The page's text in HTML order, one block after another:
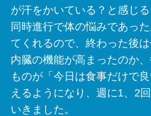
が汗をかいている？と感じる
同時進行で体の悩みであっ
てくれるので、終わった後は
内臓の機能が高まったのか
ものが「今日は食事だけで
えるようになり、週に1、2
いきました。